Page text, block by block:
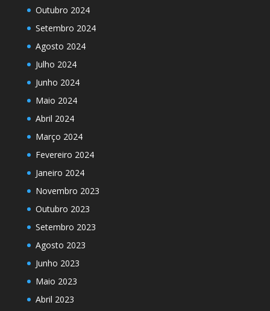
Outubro 2024
Setembro 2024
Agosto 2024
Julho 2024
Junho 2024
Maio 2024
Abril 2024
Março 2024
Fevereiro 2024
Janeiro 2024
Novembro 2023
Outubro 2023
Setembro 2023
Agosto 2023
Junho 2023
Maio 2023
Abril 2023